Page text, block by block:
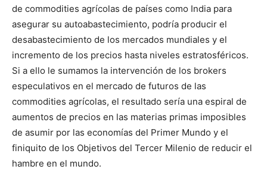
de commodities agrícolas de países como India para
asegurar su autoabastecimiento, podría producir el
desabastecimiento de los mercados mundiales y el
incremento de los precios hasta niveles estratosféricos.
Si a ello le sumamos la intervención de los brokers
especulativos en el mercado de futuros de las
commodities agrícolas, el resultado sería una espiral de
aumentos de precios en las materias primas imposibles
de asumir por las economías del Primer Mundo y el
finiquito de los Objetivos del Tercer Milenio de reducir el
hambre en el mundo.